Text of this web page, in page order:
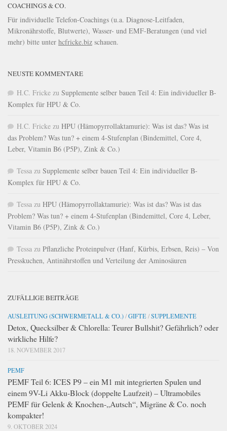
COACHINGS & CO.
Für individuelle Telefon-Coachings (u.a. Diagnose-Leitfaden,
Mikronährstoffe, Blutwerte), Wasser- und EMF-Beratungen (und viel
mehr) bitte unter hcfricke.biz schauen.
NEUSTE KOMMENTARE
H.C. Fricke zu Supplemente selber bauen Teil 4: Ein individueller B-
Komplex für HPU & Co.
H.C. Fricke zu HPU (Hämopyrrollaktamurie): Was ist das? Was ist
das Problem? Was tun? + einem 4-Stufenplan (Bindemittel, Core 4,
Leber, Vitamin B6 (P5P), Zink & Co.)
Tessa zu Supplemente selber bauen Teil 4: Ein individueller B-
Komplex für HPU & Co.
Tessa zu HPU (Hämopyrrollaktamurie): Was ist das? Was ist das
Problem? Was tun? + einem 4-Stufenplan (Bindemittel, Core 4, Leber,
Vitamin B6 (P5P), Zink & Co.)
Tessa zu Pflanzliche Proteinpulver (Hanf, Kürbis, Erbsen, Reis) – Von
Presskuchen, Antinährstoffen und Verteilung der Aminosäuren
ZUFÄLLIGE BEITRÄGE
AUSLEITUNG (SCHWERMETALL & CO.)/GIFTE/SUPPLEMENTE
Detox, Quecksilber & Chlorella: Teurer Bullshit? Gefährlich? oder
wirkliche Hilfe?
18. NOVEMBER 2017
PEMF
PEMF Teil 6: ICES P9 – ein M1 mit integrierten Spulen und
einem 9V-Li Akku-Block (doppelte Laufzeit) – Ultramobiles
PEMF für Gelenk & Knochen-„Autsch“, Migräne & Co. noch
kompakter!
9. OKTOBER 2024